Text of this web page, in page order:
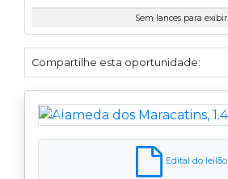
Anterior
Edital do leilão
Sem lances para exibir
Compartilhe esta oportunidade: